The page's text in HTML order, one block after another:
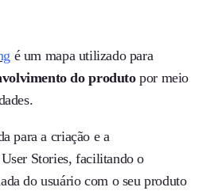
é um mapa utilizado para
do produtopor meio
para a criação e a
Stories, facilitando o
do usuário com o seu produto